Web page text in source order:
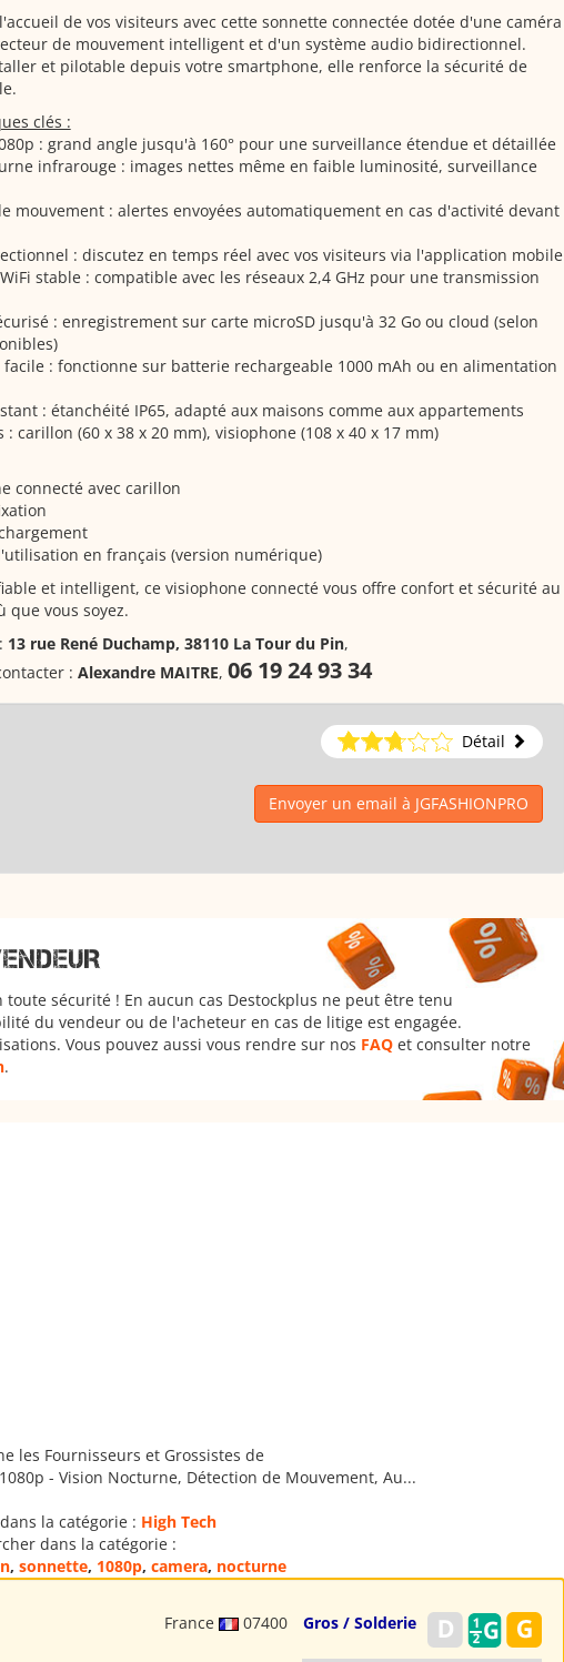
de vos visiteurs avec cette sonnette connectée dotée d'une caméra
de mouvement intelligent et d'un système audio bidirectionnel.
et pilotable depuis votre smartphone, elle renforce la sécurité de
clés :
: grand angle jusqu'à 160° pour une surveillance étendue et détaillée
infrarouge : images nettes même en faible luminosité, surveillance
mouvement : alertes envoyées automatiquement en cas d'activité devant
: discutez en temps réel avec vos visiteurs via l'application mobile
stable : compatible avec les réseaux 2,4 GHz pour une transmission
: enregistrement sur carte microSD jusqu'à 32 Go ou cloud (selon
facile : fonctionne sur batterie rechargeable 1000 mAh ou en alimentation
: étanchéité IP65, adapté aux maisons comme aux appartements
: carillon (60 x 38 x 20 mm), visiophone (108 x 40 x 17 mm)
connecté avec carillon
en français (version numérique)
et intelligent, ce visiophone connecté vous offre confort et sécurité au
que vous soyez.
13 rue René Duchamp, 38110 La Tour du Pin,
: Alexandre MAITRE, 06 19 24 93 34
Détail
Envoyer un email à JGFASHIONPRO
sécurité ! En aucun cas Destockplus ne peut être tenu
du vendeur ou de l'acheteur en cas de litige est engagée.
Vous pouvez aussi vous rendre sur nos FAQ et consulter notre
.
les Fournisseurs et Grossistes de
- Vision Nocturne, Détection de Mouvement, Au...
la catégorie : High Tech
dans la catégorie :
, sonnette, 1080p, camera, nocturne
France 07400 Gros / Solderie